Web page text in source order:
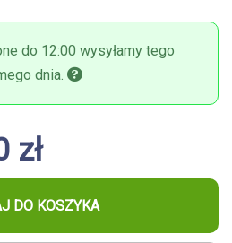
do 12:00 wysyłamy tego
dnia.
zł
DO KOSZYKA